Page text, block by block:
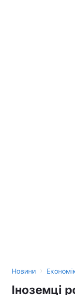
Новини ›
Іноземці